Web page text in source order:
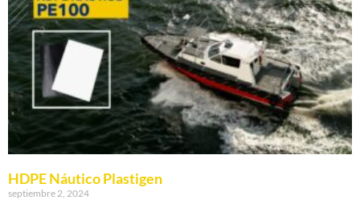
HDPE Náutico Plastigen
septiembre 2, 2024